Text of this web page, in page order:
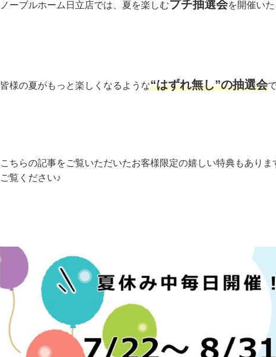
ノーブルホーム日立店では、夏を楽しむプチ抽選会を開催いた
皆様の夏がもっと楽しくなるような“はずれ無し”の抽選会
こちらの記事をご覧いただいたお客様限定の嬉しい特典もあり
ご覧ください♪